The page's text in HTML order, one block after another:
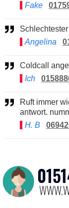
Fake
Angelina
Coldcall
Ich
Ruft immer wieder an. auf mehrere "hallo", kommt keine
antwort.
H. B